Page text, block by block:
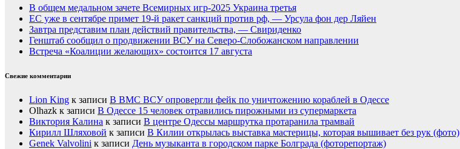
В общем медальном зачете Всемирных игр-2025 Украина третья
ЕС уже в сентябре примет 19-й ракет санкций против рф, — Урсула фон дер Ляйен
Завтра представим план действий правительства, — Свириденко
Генштаб сообщил о продвижении ВСУ на Северо-Слобожанском направлении
Встреча «Коалиции желающих» состоится 17 августа
Свежие комментарии
Lion King к записи В ВМС ВСУ опровергли фейк по уничтожению кораблей в Одессе
Olhazk к записи В Одессе 15 человек отравились пирожными из супермаркета
Виктория Калина к записи В центре Одессы маршрутка протаранила трамвай
Кирилл Шляховой к записи В Килии открылась выставка мастерицы, которая вышивает без рук (фото)
Genek Valvolini к записи День музыканта в городском парке Болграда (фоторепортаж)